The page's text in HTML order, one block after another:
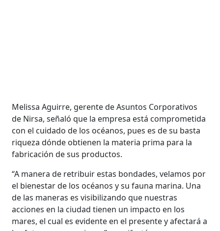
Melissa Aguirre, gerente de Asuntos Corporativos
de Nirsa, señaló que la empresa está comprometida
con el cuidado de los océanos, pues es de su basta
riqueza dónde obtienen la materia prima para la
fabricación de sus productos.
“A manera de retribuir estas bondades, velamos por
el bienestar de los océanos y su fauna marina. Una
de las maneras es visibilizando que nuestras
acciones en la ciudad tienen un impacto en los
mares, el cual es evidente en el presente y afectará a